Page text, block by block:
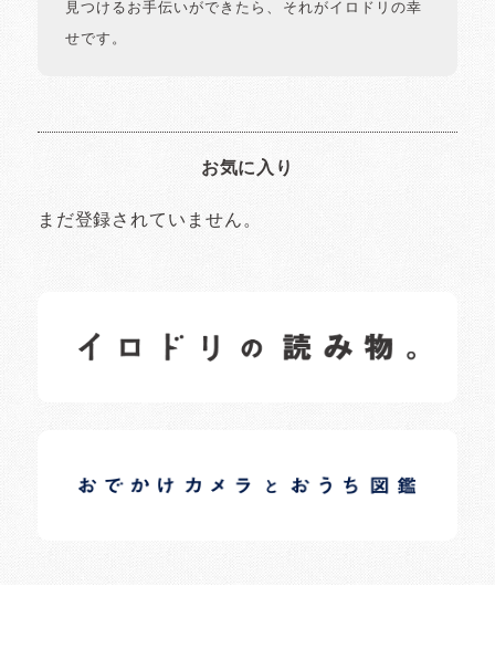
見つけるお手伝いができたら、それがイロドリの幸
せです。
お気に入り
まだ登録されていません。
日常の様子など随時更新中です。
日常の様子など随時更新中です。